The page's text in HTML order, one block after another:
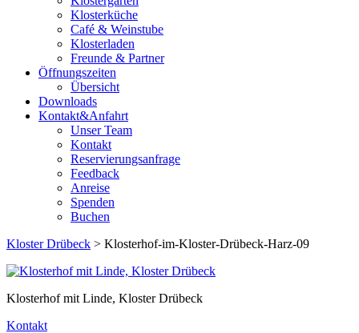
Klosterküche
Café & Weinstube
Klosterladen
Freunde & Partner
Öffnungszeiten
Übersicht
Downloads
Kontakt&Anfahrt
Unser Team
Kontakt
Reservierungsanfrage
Feedback
Anreise
Spenden
Buchen
Kloster Drübeck > Klosterhof-im-Kloster-Drübeck-Harz-09
Klosterhof mit Linde, Kloster Drübeck
Kontakt